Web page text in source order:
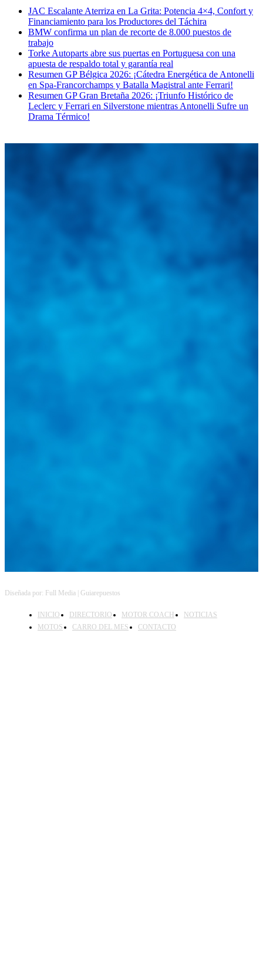
JAC Escalante Aterriza en La Grita: Potencia 4×4, Confort y
Financiamiento para los Productores del Táchira
BMW confirma un plan de recorte de 8.000 puestos de
trabajo
Torke Autoparts abre sus puertas en Portuguesa con una
apuesta de respaldo total y garantía real
Resumen GP Bélgica 2026: ¡Cátedra Energética de Antonelli
en Spa-Francorchamps y Batalla Magistral ante Ferrari!
Resumen GP Gran Bretaña 2026: ¡Triunfo Histórico de
Leclerc y Ferrari en Silverstone mientras Antonelli Sufre un
Drama Térmico!
Diseñada por: Full Media | Guiarepuestos
INICIO DIRECTORIO MOTOR COACH
NOTICIAS
MOTOS
CARRO DEL MES CONTACTO